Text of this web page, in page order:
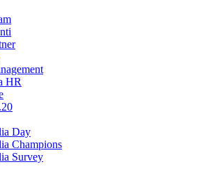
HR
Day
Champions
Survey